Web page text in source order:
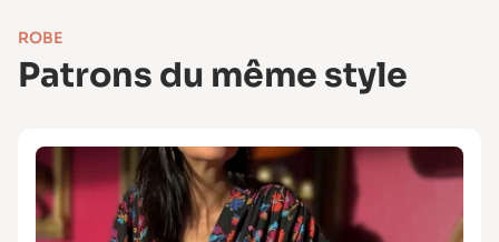
ROBE
Patrons du même style